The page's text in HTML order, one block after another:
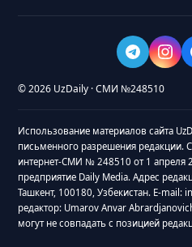
© 2026 UzDaily · СМИ №248510
Использование материалов сайта
письменного разрешения редакции.
интернет-СМИ № 248510 от 1 апреля
предприятие Daily Media. Адрес
Ташкент, 100180, Узбекистан. E-mail:
редактор: Umarov Anvar
могут не совпадать с позицией